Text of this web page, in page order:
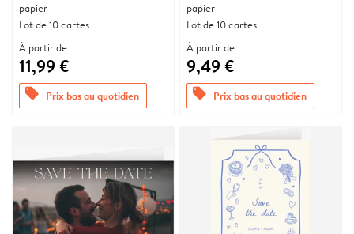
papier
Lot de 10 cartes
À partir de
11,99 €
offers Prix bas au quotidien
papier
Lot de 10 cartes
À partir de
9,49 €
offers Prix bas au quotidien